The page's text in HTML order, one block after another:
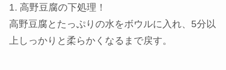
1. 高野豆腐の下処理！
高野豆腐とたっぷりの水をボウルに入れ、5分以
上しっかりと柔らかくなるまで戻す。